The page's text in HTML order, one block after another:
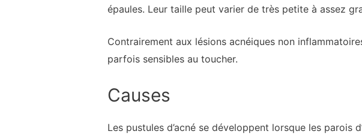
épaules. Leur taille peut varier de très petite à assez
Contrairement aux lésions acnéiques non
parfois sensibles au toucher.
Causes
Les pustules d’acné se développent lorsque les parois